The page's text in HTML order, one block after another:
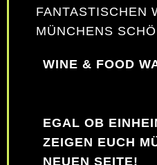
FANTASTISCHEN
MÜNCHENS
WINE & FOOD
EGAL OB
ZEIGEN EUCH
NEUEN SEITE!